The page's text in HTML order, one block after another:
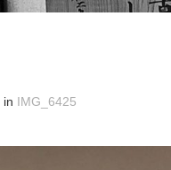
in IMG_6425